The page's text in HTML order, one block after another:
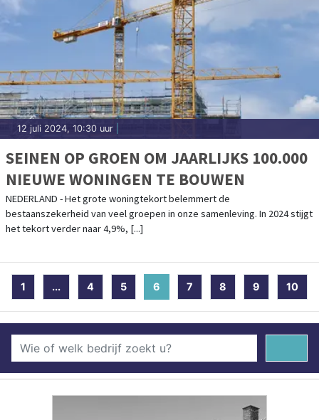
12 juli 2024, 10:30 uur
SEINEN OP GROEN OM JAARLIJKS 100.000
NIEUWE WONINGEN TE BOUWEN
NEDERLAND - Het grote woningtekort belemmert de
bestaanszekerheid van veel groepen in onze samenleving. In 2024 stijgt
het tekort verder naar 4,9%, [...]
1 ... 4 5 6 (current)
7 8 9 10